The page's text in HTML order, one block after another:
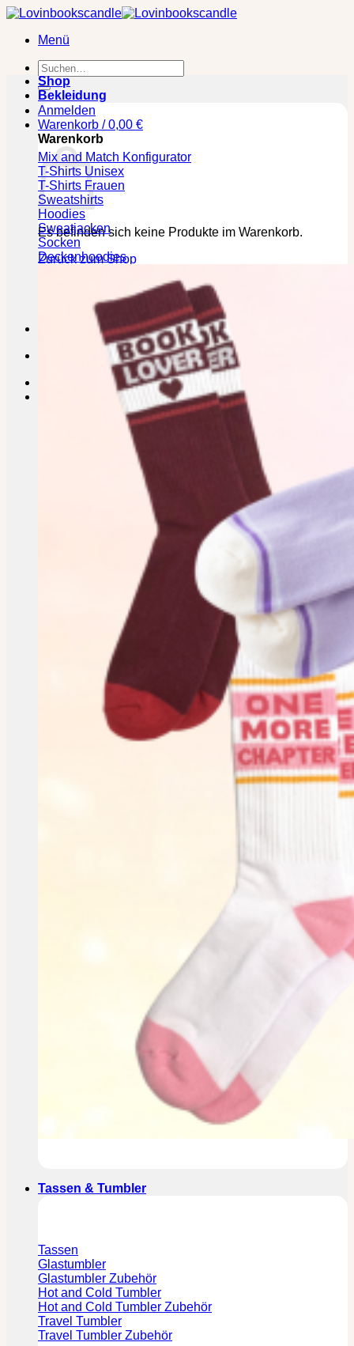
Zum
springenMenü
Suchen
nach:
Anmelden
Warenkorb /0,00 €
Warenkorb
Es befinden sich keine Produkte im Warenkorb.
Zurück zum Shop
🕒 Die jeweilige Lieferzeit bitte den Produktseiten
entnehmen!
Shop
Bekleidung
Mix and Match Konfigurator
T-Shirts Unisex
T-Shirts Frauen
Sweatshirts
Hoodies
Sweatjacken
Socken
Deckenhoodies
Tassen & Tumbler
Tassen
Glastumbler
Glastumbler Zubehör
Hot and Cold Tumbler
Hot and Cold Tumbler Zubehör
Travel Tumbler
Travel Tumbler Zubehör